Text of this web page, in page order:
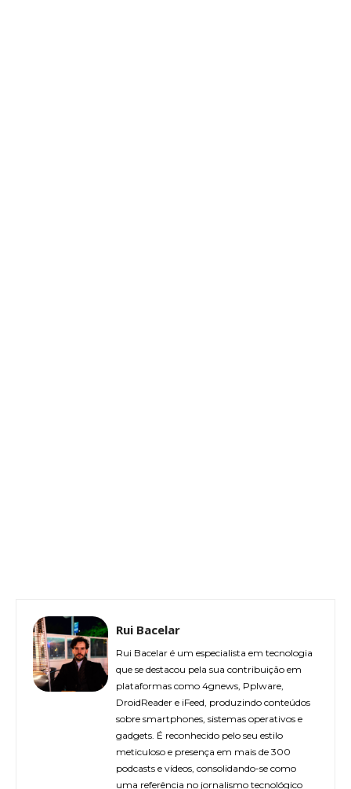
Rui Bacelar
Rui Bacelar é um especialista em tecnologia
que se destacou pela sua contribuição em
plataformas como 4gnews, Pplware,
DroidReader e iFeed, produzindo conteúdos
sobre smartphones, sistemas operativos e
gadgets. É reconhecido pelo seu estilo
meticuloso e presença em mais de 300
podcasts e vídeos, consolidando-se como
uma referência no jornalismo tecnológico